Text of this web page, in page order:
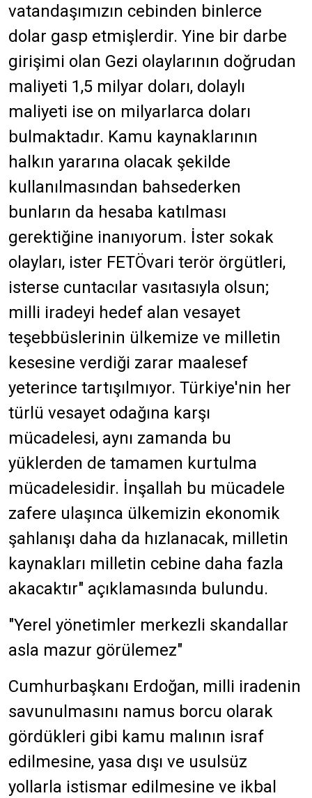
vatandaşımızın cebinden binlerce
dolar gasp etmişlerdir. Yine bir darbe
girişimi olan Gezi olaylarının doğrudan
maliyeti 1,5 milyar doları, dolaylı
maliyeti ise on milyarlarca doları
bulmaktadır. Kamu kaynaklarının
halkın yararına olacak şekilde
kullanılmasından bahsederken
bunların da hesaba katılması
gerektiğine inanıyorum. İster sokak
olayları, ister FETÖvari terör örgütleri,
isterse cuntacılar vasıtasıyla olsun;
milli iradeyi hedef alan vesayet
teşebbüslerinin ülkemize ve milletin
kesesine verdiği zarar maalesef
yeterince tartışılmıyor. Türkiye'nin her
türlü vesayet odağına karşı
mücadelesi, aynı zamanda bu
yüklerden de tamamen kurtulma
mücadelesidir. İnşallah bu mücadele
zafere ulaşınca ülkemizin ekonomik
şahlanışı daha da hızlanacak, milletin
kaynakları milletin cebine daha fazla
akacaktır" açıklamasında bulundu.
"Yerel yönetimler merkezli skandallar
asla mazur görülemez"
Cumhurbaşkanı Erdoğan, milli iradenin
savunulmasını namus borcu olarak
gördükleri gibi kamu malının israf
edilmesine, yasa dışı ve usulsüz
yollarla istismar edilmesine ve ikbal